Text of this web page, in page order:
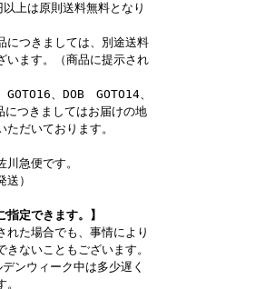
上は原則送料無料となり
につきましては、別途送料
います。（商品に提示され
、DOB GOTO14、
につきましてはお届けの地
だいております。
急便です。
送）
指定できます。】
れた場合でも、事情により
ないこともございます。
ンウィーク中は多少遅く